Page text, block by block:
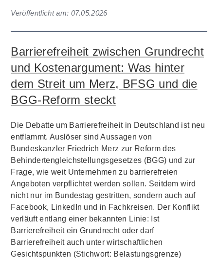
Veröffentlicht am: 07.05.2026
Barrierefreiheit zwischen Grundrecht
und Kostenargument: Was hinter
dem Streit um Merz, BFSG und die
BGG-Reform steckt
Die Debatte um Barrierefreiheit in Deutschland ist neu
entflammt. Auslöser sind Aussagen von
Bundeskanzler Friedrich Merz zur Reform des
Behindertengleichstellungsgesetzes (BGG) und zur
Frage, wie weit Unternehmen zu barrierefreien
Angeboten verpflichtet werden sollen. Seitdem wird
nicht nur im Bundestag gestritten, sondern auch auf
Facebook, LinkedIn und in Fachkreisen. Der Konflikt
verläuft entlang einer bekannten Linie: Ist
Barrierefreiheit ein Grundrecht oder darf
Barrierefreiheit auch unter wirtschaftlichen
Gesichtspunkten (Stichwort: Belastungsgrenze)